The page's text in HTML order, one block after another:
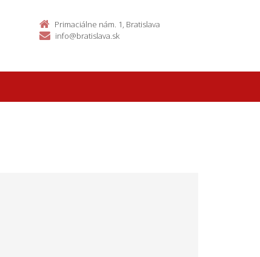
Primaciálne nám. 1, Bratislava
info@bratislava.sk